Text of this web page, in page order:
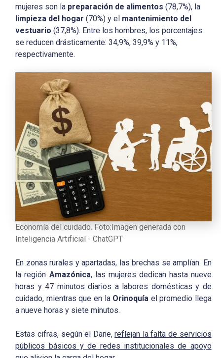
mujeres son la preparación de alimentos (78,7%), la
limpieza del hogar(70%) y el mantenimiento del
vestuario (37,8%). Entre los hombres, los porcentajes
se reducen drásticamente: 34,9%, 39,9% y 11%,
respectivamente.
Economía del cuidado. Foto:Imagen generada con
Inteligencia Artificial - ChatGPT
En zonas rurales y apartadas, las brechas se amplían. En
la región Amazónica, las mujeres dedican hasta nueve
horas y 47 minutos diarios a labores domésticas y de
cuidado, mientras que en la Orinoquía el promedio llega
a nueve horas y siete minutos.
Estas cifras, según el Dane,reflejan la falta de servicios
públicos básicos y de redes institucionales de apoyo